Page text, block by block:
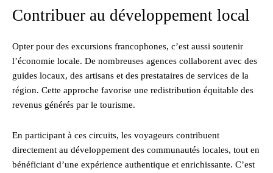
Contribuer au développement local
Opter pour des excursions francophones, c’est aussi soutenir
l’économie locale. De nombreuses agences collaborent avec des
guides locaux, des artisans et des prestataires de services de la
région. Cette approche favorise une redistribution équitable des
revenus générés par le tourisme.
En participant à ces circuits, les voyageurs contribuent
directement au développement des communautés locales, tout en
bénéficiant d’une expérience authentique et enrichissante. C’est